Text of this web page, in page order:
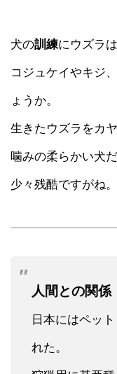
犬の訓練にウズラ
コジュケイやキジ
ょうか。
生きたウズラをカ
噛みの柔らかい犬
少々残酷ですがね。
人間との関係
日本にはペッ
れた。